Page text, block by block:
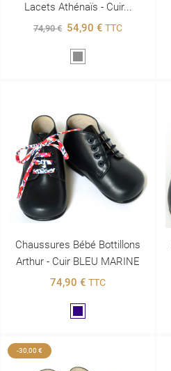
Lacets Athénaïs - Cuir...
74,90 € 54,90 € TTC
Chaussures Bébé Bottillons
Arthur - Cuir BLEU MARINE
74,90 € TTC
-30,00 €